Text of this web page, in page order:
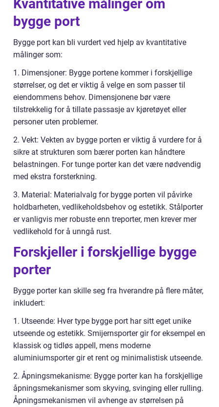
Kvantitative målinger om
bygge port
Bygge port kan bli vurdert ved hjelp av kvantitative
målinger som:
1. Dimensjoner: Bygge portene kommer i forskjellige
størrelser, og det er viktig å velge en som passer til
eiendommens behov. Dimensjonene bør være
tilstrekkelig for å tillate passasje av kjøretøyet eller
personer uten problemer.
2. Vekt: Vekten av bygge porten er viktig å vurdere for å
sikre at strukturen som bærer porten kan håndtere
belastningen. For tunge porter kan det være nødvendig
med ekstra forsterkning.
3. Material: Materialvalg for bygge porten vil påvirke
holdbarheten, vedlikeholdsbehov og estetikk. Stålporter
er vanligvis mer robuste enn treporter, men krever mer
vedlikehold for å unngå rust.
Forskjeller i forskjellige bygge
porter
Bygge porter kan skille seg fra hverandre på flere måter,
inkludert:
1. Utseende: Hver type bygge port har sitt eget unike
utseende og estetikk. Smijernsporter gir for eksempel en
klassisk og tidløs appell, mens moderne
aluminiumsporter gir et rent og minimalistisk utseende.
2. Åpningsmekanisme: Bygge porter kan ha forskjellige
åpningsmekanismer som skyving, svinging eller rulling.
Åpningsmekanismen vil avhenge av størrelsen på